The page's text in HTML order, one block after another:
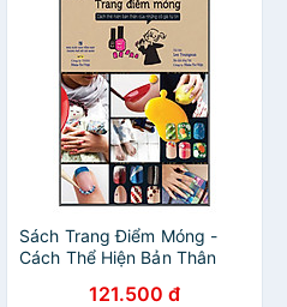
Sách Trang Điểm Móng -
Cách Thể Hiện Bản Thân
121.500 đ